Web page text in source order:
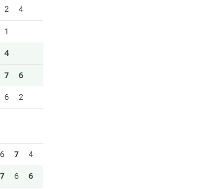
2 4
1
4
7 6
6 2
6 7 4
7 6 6